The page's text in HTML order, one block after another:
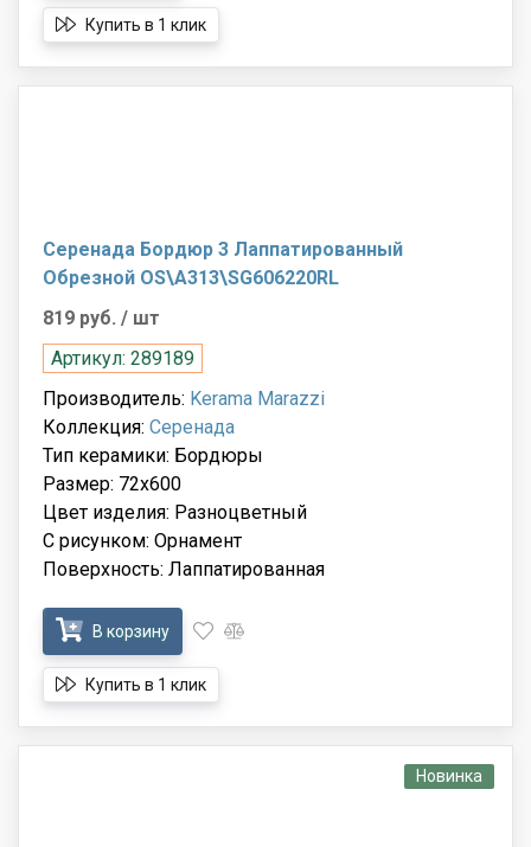
Купить в 1 клик
Серенада Бордюр 3 Лаппатированный
Обрезной OS\A313\SG606220RL
819 руб. / шт
Артикул: 289189
Производитель: Kerama Marazzi
Коллекция: Серенада
Тип керамики: Бордюры
Размер: 72x600
Цвет изделия: Разноцветный
С рисунком: Орнамент
Поверхность: Лаппатированная
В корзину
Купить в 1 клик
Новинка